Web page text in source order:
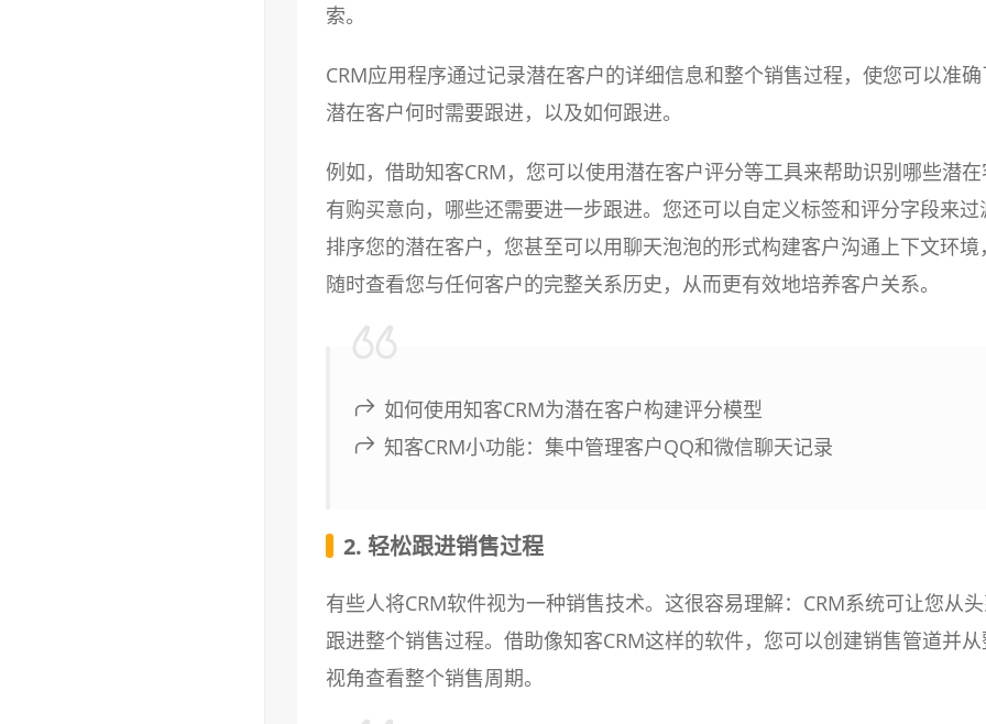
索。
CRM应用程序通过记录潜在客户的详细信息和整个销售过程，使您可以准
潜在客户何时需要跟进，以及如何跟进。
例如，借助知客CRM，您可以使用潜在客户评分等工具来帮助识别哪些潜在
有购买意向，哪些还需要进一步跟进。您还可以自定义标签和评分字段来过
排序您的潜在客户，您甚至可以用聊天泡泡的形式构建客户沟通上下文环境
随时查看您与任何客户的完整关系历史，从而更有效地培养客户关系。
如何使用知客CRM为潜在客户构建评分模型
知客CRM小功能：集中管理客户QQ和微信聊天记录
2. 轻松跟进销售过程
有些人将CRM软件视为一种销售技术。这很容易理解：CRM系统可让您从
跟进整个销售过程。借助像知客CRM这样的软件，您可以创建销售管道并
视角查看整个销售周期。